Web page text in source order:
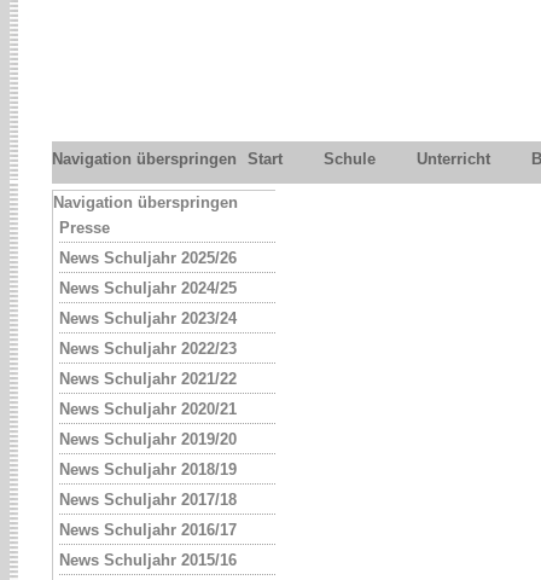
Navigation überspringen Start Schule Unterricht
Navigation überspringen
Presse
News Schuljahr 2025/26
News Schuljahr 2024/25
News Schuljahr 2023/24
News Schuljahr 2022/23
News Schuljahr 2021/22
News Schuljahr 2020/21
News Schuljahr 2019/20
News Schuljahr 2018/19
News Schuljahr 2017/18
News Schuljahr 2016/17
News Schuljahr 2015/16